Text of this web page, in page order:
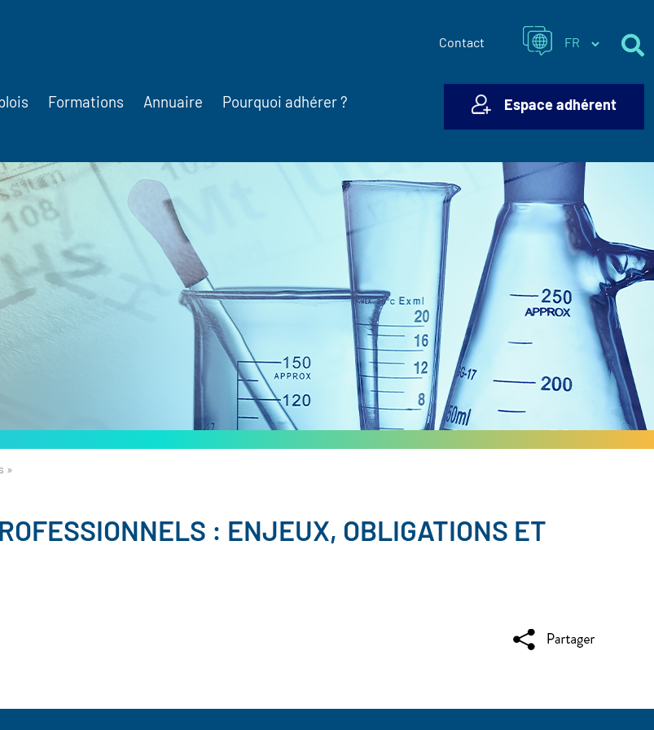
Contact
Formations Annuaire Pourquoi adhérer ? Espace adhérent
»
: ENJEUX, OBLIGATIONS ET